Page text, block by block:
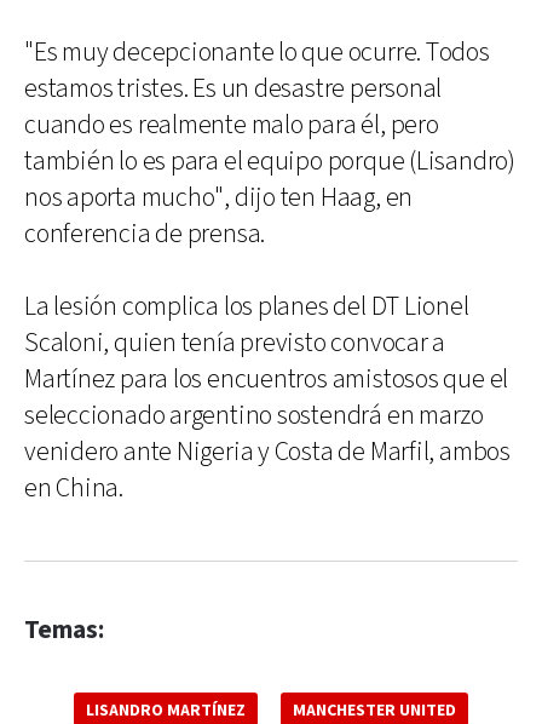
"Es muy decepcionante lo que ocurre. Todos
estamos tristes. Es un desastre personal
cuando es realmente malo para él, pero
también lo es para el equipo porque (Lisandro)
nos aporta mucho", dijo ten Haag, en
conferencia de prensa.
La lesión complica los planes del DT Lionel
Scaloni, quien tenía previsto convocar a
Martínez para los encuentros amistosos que el
seleccionado argentino sostendrá en marzo
venidero ante Nigeria y Costa de Marfil, ambos
en China.
Temas:
LISANDRO MARTÍNEZ MANCHESTER UNITED